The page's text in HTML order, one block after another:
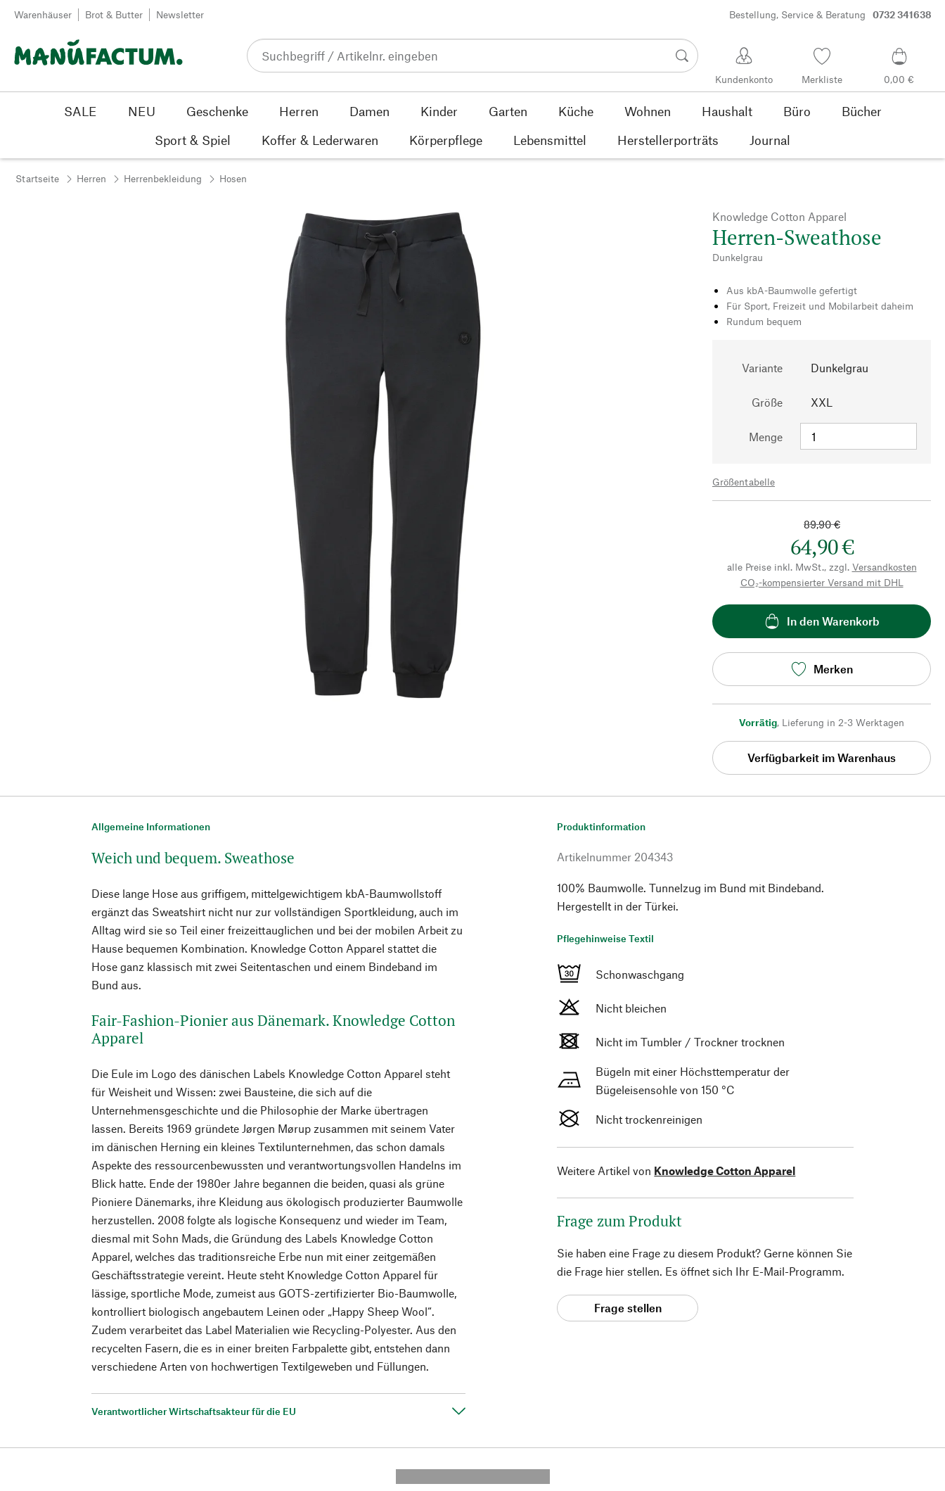
Zum Inhalt springen
Warenhäuser Brot & Butter Newsletter Bestellung, Service & Beratung 0732 341638
Kundenkonto Merkliste 0,00 €
SALE NEU Geschenke Herren Damen Kinder Garten Küche Wohnen Haushalt Büro
Bücher
Sport & Spiel
Koffer & Lederwaren Körperpflege Lebensmittel Herstellerporträts Journal
Startseite Herren Herrenbekleidung Hosen
Knowledge Cotton Apparel
Herren-Sweathose
Dunkelgrau
Aus kbA-Baumwolle gefertigt
Für Sport, Freizeit und Mobilarbeit daheim
Rundum bequem
Variante Dunkelgrau
Größe XXL
Menge
Größentabelle
89,90 €
64,90 €
alle Preise inkl. MwSt., zzgl. Versandkosten
CO₂-kompensierter Versand mit DHL
In den Warenkorb
Merken
Vorrätig, Lieferung in 2-3 Werktagen
Verfügbarkeit im Warenhaus
Allgemeine Informationen
Weich und bequem. Sweathose
Diese lange Hose aus griffigem, mittelgewichtigem kbA-Baumwollstoff
ergänzt das Sweatshirt nicht nur zur vollständigen Sportkleidung, auch im
Alltag wird sie so Teil einer freizeittauglichen und bei der mobilen Arbeit zu
Hause bequemen Kombination. Knowledge Cotton Apparel stattet die
Hose ganz klassisch mit zwei Seitentaschen und einem Bindeband im
Bund aus.
Fair-Fashion-Pionier aus Dänemark. Knowledge Cotton
Apparel
Die Eule im Logo des dänischen Labels Knowledge Cotton Apparel steht
für Weisheit und Wissen: zwei Bausteine, die sich auf die
Unternehmensgeschichte und die Philosophie der Marke übertragen
lassen. Bereits 1969 gründete Jørgen Mørup zusammen mit seinem Vater
im dänischen Herning ein kleines Textilunternehmen, das schon damals
Aspekte des ressourcenbewussten und verantwortungsvollen Handelns im
Blick hatte. Ende der 1980er Jahre begannen die beiden, quasi als grüne
Pioniere Dänemarks, ihre Kleidung aus ökologisch produzierter Baumwolle
herzustellen. 2008 folgte als logische Konsequenz und wieder im Team,
diesmal mit Sohn Mads, die Gründung des Labels Knowledge Cotton
Apparel, welches das traditionsreiche Erbe nun mit einer zeitgemäßen
Geschäftsstrategie vereint. Heute steht Knowledge Cotton Apparel für
lässige, sportliche Mode, zumeist aus GOTS-zertifizierter Bio-Baumwolle,
kontrolliert biologisch angebautem Leinen oder „Happy Sheep Wool“.
Zudem verarbeitet das Label Materialien wie Recycling-Polyester. Aus den
recycelten Fasern, die es in einer breiten Farbpalette gibt, entstehen dann
verschiedene Arten von hochwertigen Textilgeweben und Füllungen.
Verantwortlicher Wirtschaftsakteur für die EU
Produktinformation
Artikelnummer 204343
100% Baumwolle. Tunnelzug im Bund mit Bindeband.
Hergestellt in der Türkei.
Pflegehinweise Textil
Schonwaschgang
Nicht bleichen
Nicht im Tumbler / Trockner trocknen
Bügeln mit einer Höchsttemperatur der
Bügeleisensohle von 150 °C
Nicht trockenreinigen
Weitere Artikel von Knowledge Cotton Apparel
Frage zum Produkt
Sie haben eine Frage zu diesem Produkt? Gerne können Sie
die Frage hier stellen. Es öffnet sich Ihr E-Mail-Programm.
Frage stellen